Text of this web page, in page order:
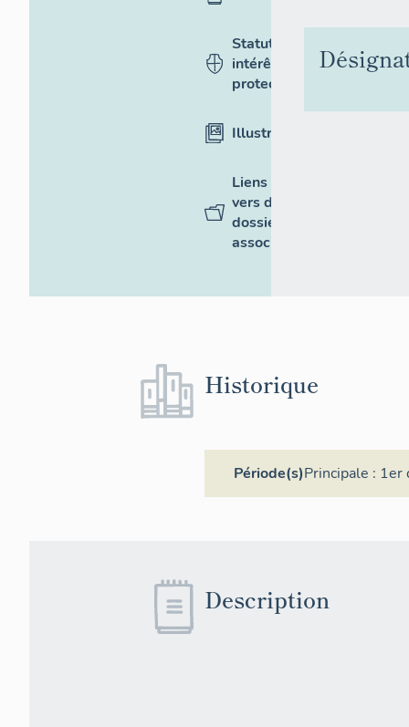
Statut,
intérêt et
protection
Illustrations
Liens
vers des
dossiers
associés
Historique
Période(s)Principale : 1er
Description